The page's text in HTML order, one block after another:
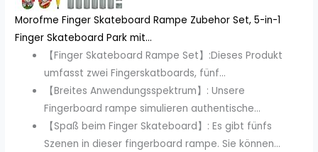
Morofme Finger Skateboard Rampe Zubehor Set, 5-in-1
Finger Skateboard Park mit...
【Finger Skateboard Rampe Set】:Dieses Produkt
umfasst zwei Fingerskatboards, fünf...
【Breites Anwendungsspektrum】: Unsere
Fingerboard rampe simulieren authentische...
【Spaß beim Finger Skateboard】: Es gibt fünfs
Szenen in dieser fingerboard rampe. Sie können...